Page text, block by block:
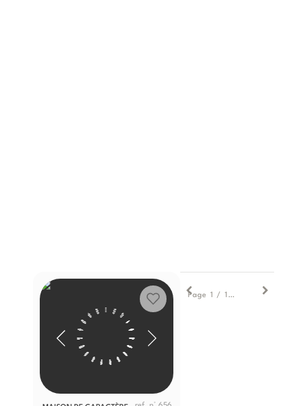
Page 1 / 1 1